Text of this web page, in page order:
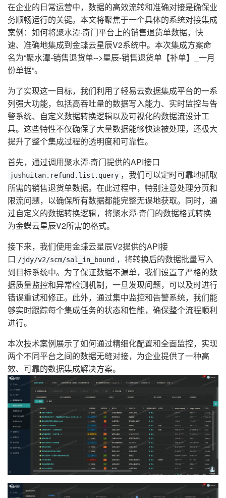
在企业的日常运营中，数据的高效流转和准确对接是确保业
务顺畅运行的关键。本文将聚焦于一个具体的系统对接集成
案例：如何将聚水潭·奇门平台上的销售退货单数据，快
速、准确地集成到金蝶云星辰V2系统中。本次集成方案命
名为“聚水潭-销售退货单-->星辰-销售退货单【补单】_一月
份单据”。
为了实现这一目标，我们利用了轻易云数据集成平台的一系
列强大功能，包括高吞吐量的数据写入能力、实时监控与告
警系统、自定义数据转换逻辑以及可视化的数据流设计工
具。这些特性不仅确保了大量数据能够快速被处理，还极大
提升了整个集成过程的透明度和可靠性。
首先，通过调用聚水潭·奇门提供的API接口
jushuitan.refund.list.query ，我们可以定时可靠地抓取
所需的销售退货单数据。在此过程中，特别注意处理分页和
限流问题，以确保所有数据都能完整无误地获取。同时，通
过自定义的数据转换逻辑，将聚水潭·奇门的数据格式转换
为金蝶云星辰V2所需的格式。
接下来，我们使用金蝶云星辰V2提供的API接
口 /jdy/v2/scm/sal_in_bound ，将转换后的数据批量写入
到目标系统中。为了保证数据不漏单，我们设置了严格的数
据质量监控和异常检测机制，一旦发现问题，可以及时进行
错误重试和修正。此外，通过集中监控和告警系统，我们能
够实时跟踪每个集成任务的状态和性能，确保整个流程顺利
进行。
本次技术案例展示了如何通过精细化配置和全面监控，实现
两个不同平台之间的数据无缝对接，为企业提供了一种高
效、可靠的数据集成解决方案。